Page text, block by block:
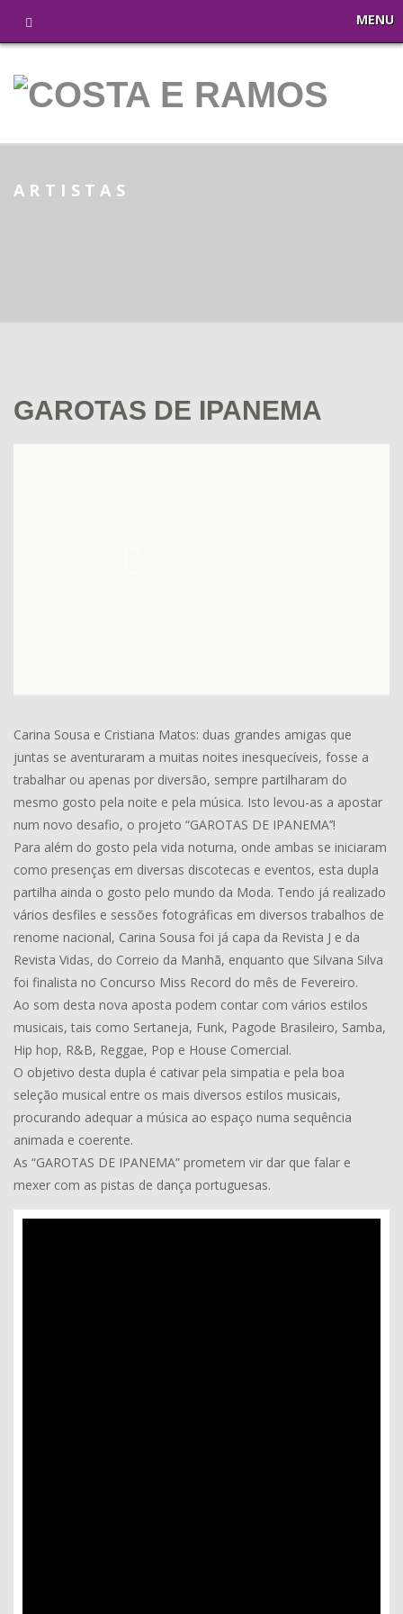
MENU
ARTISTAS
GAROTAS DE IPANEMA
Carina Sousa e Cristiana Matos: duas grandes amigas que
juntas se aventuraram a muitas noites inesquecíveis, fosse a
trabalhar ou apenas por diversão, sempre partilharam do
mesmo gosto pela noite e pela música. Isto levou-as a apostar
num novo desafio, o projeto “GAROTAS DE IPANEMA’’!
Para além do gosto pela vida noturna, onde ambas se iniciaram
como presenças em diversas discotecas e eventos, esta dupla
partilha ainda o gosto pelo mundo da Moda. Tendo já realizado
vários desfiles e sessões fotográficas em diversos trabalhos de
renome nacional, Carina Sousa foi já capa da Revista J e da
Revista Vidas, do Correio da Manhã, enquanto que Silvana Silva
foi finalista no Concurso Miss Record do mês de Fevereiro.
Ao som desta nova aposta podem contar com vários estilos
musicais, tais como Sertaneja, Funk, Pagode Brasileiro, Samba,
Hip hop, R&B, Reggae, Pop e House Comercial.
O objetivo desta dupla é cativar pela simpatia e pela boa
seleção musical entre os mais diversos estilos musicais,
procurando adequar a música ao espaço numa sequência
animada e coerente.
As “GAROTAS DE IPANEMA” prometem vir dar que falar e
mexer com as pistas de dança portuguesas.